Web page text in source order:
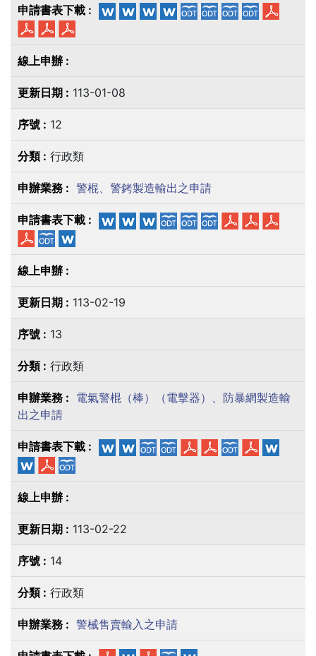
113-01-08
12
行政類
警棍、警銬製造輸出之申請
113-02-19
13
行政類
電氣警棍（棒）（電擊器）、防暴網製造輸
出之申請
113-02-22
14
行政類
警械售賣輸入之申請